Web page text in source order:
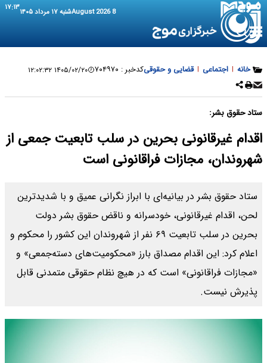
8 August 2026 شنبه ۱۷ مرداد ۱۴۰۵ ۱۷:۱۳
خانه | اجتماعی | قضایی و حقوقیکدخبر : ۷۰۴۹۷۰ ۱۴۰۵/۰۲/۲۰ ۱۲:۰۲:۳۲
ستاد حقوق بشر:
اقدام غیرقانونی بحرین در سلب تابعیت جمعی از
شهروندان، مجازات فراقانونی است
ستاد حقوق بشر در بیانیه‌ای با ابراز نگرانی عمیق و با شدیدترین
لحن، اقدام غیرقانونی، خودسرانه و ناقض حقوق بشر دولت
بحرین در سلب تابعیت ۶۹ نفر از شهروندان این کشور را محکوم و
اعلام کرد: این اقدام مصداق بارز «محکومیت‌های دسته‌جمعی» و
«مجازات فراقانونی» است که در هیچ نظام حقوقی متمدنی قابل
پذیرش نیست.